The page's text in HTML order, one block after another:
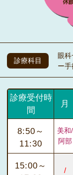
診療科目
眼
ー
診療受付時
間
月
8:50～
11:30
美和/
阿部
15:00～
/